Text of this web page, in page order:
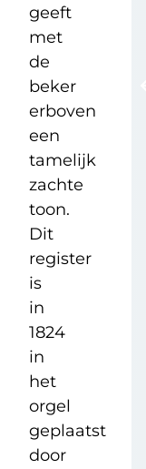
geeft
met
de
beker
erboven
een
tamelijk
zachte
toon.
Dit
register
is
in
1824
in
het
orgel
geplaatst
door